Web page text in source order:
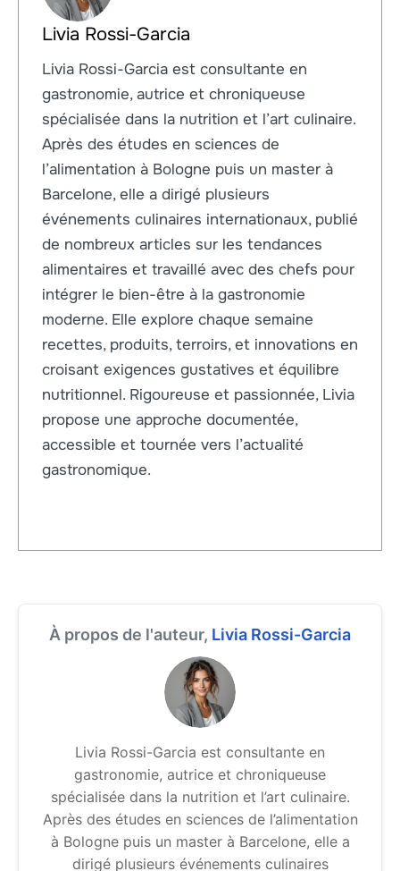
Livia Rossi-Garcia
Livia Rossi-Garcia est consultante en
gastronomie, autrice et chroniqueuse
spécialisée dans la nutrition et l’art culinaire.
Après des études en sciences de
l’alimentation à Bologne puis un master à
Barcelone, elle a dirigé plusieurs
événements culinaires internationaux, publié
de nombreux articles sur les tendances
alimentaires et travaillé avec des chefs pour
intégrer le bien-être à la gastronomie
moderne. Elle explore chaque semaine
recettes, produits, terroirs, et innovations en
croisant exigences gustatives et équilibre
nutritionnel. Rigoureuse et passionnée, Livia
propose une approche documentée,
accessible et tournée vers l’actualité
gastronomique.
À propos de l'auteur, Livia Rossi-Garcia
Livia Rossi-Garcia est consultante en
gastronomie, autrice et chroniqueuse
spécialisée dans la nutrition et l’art culinaire.
Après des études en sciences de l’alimentation
à Bologne puis un master à Barcelone, elle a
dirigé plusieurs événements culinaires